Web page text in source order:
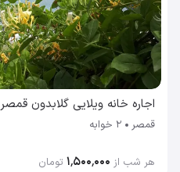
اجاره خانه ویلایی گلابدون قمصر
قمصر 2 خوابه
هر شب از ۱٬۵۰۰٬۰۰۰ تومان